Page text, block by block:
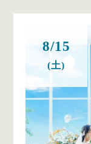
8/15
(土)